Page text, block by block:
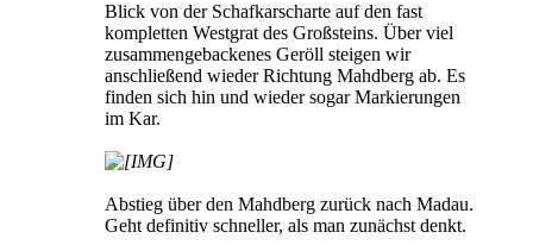
Blick von der Schafkarscharte auf den fast
kompletten Westgrat des Großsteins. Über viel
zusammengebackenes Geröll steigen wir
anschließend wieder Richtung Mahdberg ab. Es
finden sich hin und wieder sogar Markierungen
im Kar.
Abstieg über den Mahdberg zurück nach Madau.
Geht definitiv schneller, als man zunächst denkt.